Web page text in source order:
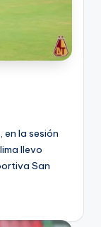
en la sesión
llevo
San